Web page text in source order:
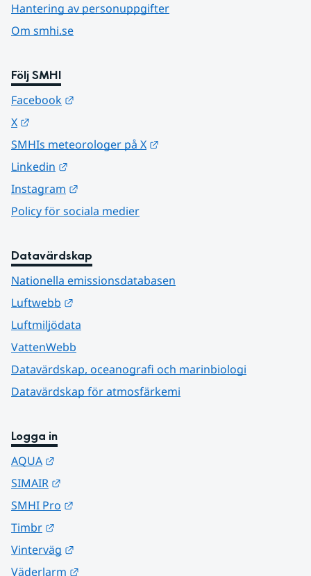
Hantering av personuppgifter
Om smhi.se
Följ SMHI
Facebook
X
SMHIs meteorologer på X
Linkedin
Instagram
Policy för sociala medier
Datavärdskap
Nationella emissionsdatabasen
Luftwebb
Luftmiljödata
VattenWebb
Datavärdskap, oceanografi och marinbiologi
Datavärdskap för atmosfärkemi
Logga in
AQUA
SIMAIR
SMHI Pro
Timbr
Vinterväg
Väderlarm